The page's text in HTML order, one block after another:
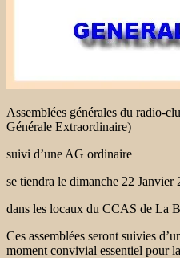
Assemblées générales du radio-
Générale Extraordinaire)
suivi d’une AG ordinaire
se tiendra le dimanche 22 Janvier
dans les locaux du CCAS de La
Ces assemblées seront suivies
moment convivial essentiel pour